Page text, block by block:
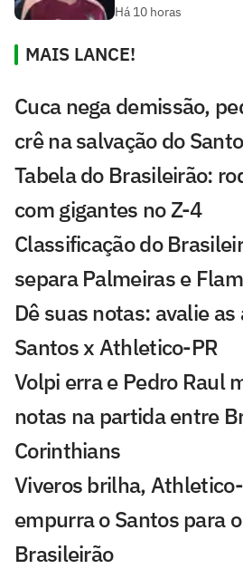
Há 10 horas
MAIS LANCE!
Cuca nega demissão,
crê na salvação do
Tabela do Brasileirão:
com gigantes no Z-4
Classificação do
separa Palmeiras e
Dê suas notas: avalie
Santos x Athletico-PR
Volpi erra e Pedro Raul
notas na partida entre
Corinthians
Viveros brilha,
empurra o Santos para
Brasileirão